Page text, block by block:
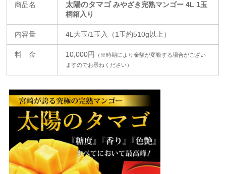
商品名 太陽のタマゴ みやざき完熟マンゴー 4L 1玉
桐箱入 り
内容量 4L大玉/1玉入（1玉約510g以上）
料 金 10,000円（※時期により金額が変動する場合がござい
ますのでお尋ねください）